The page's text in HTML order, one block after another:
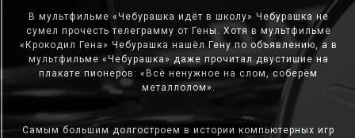
В мультфильме «Чебурашка идёт в школу» Чебурашка не
сумел прочесть телеграмму от Гены. Хотя в мультфильме
«Крокодил Гена» Чебурашка нашёл Гену по объявлению, а в
мультфильме «Чебурашка» даже прочитал двустишие на
плакате пионеров: «Всё ненужное на слом, соберём
металлолом».
Самым большим долгостроем в истории компьютерных игр